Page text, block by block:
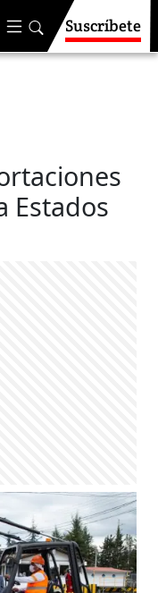
Suscríbete
Estados